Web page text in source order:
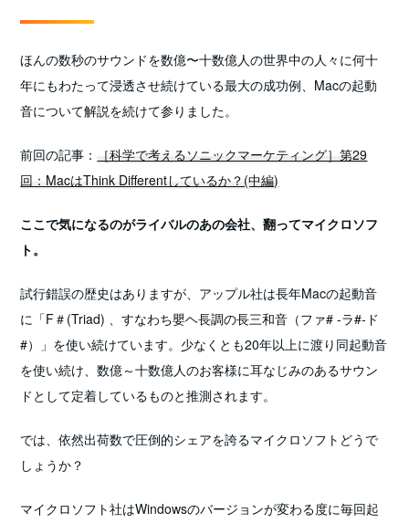
ほんの数秒のサウンドを数億〜十数億人の世界中の人々に何十
年にもわたって浸透させ続けている最大の成功例、Macの起動
音について解説を続けて参りました。
前回の記事：
［科学で考えるソニックマーケティング］第29
回：MacはThink Differentしているか？(中編)
ここで気になるのがライバルのあの会社、翻ってマイクロソフ
ト。
試行錯誤の歴史はありますが、アップル社は長年Macの起動音
に「F＃(Triad) 、すなわち嬰ヘ長調の長三和音（ファ# -ラ#-ド
#）」を使い続けています。少なくとも20年以上に渡り同起動音
を使い続け、数億～十数億人のお客様に耳なじみのあるサウン
ドとして定着しているものと推測されます。
では、依然出荷数で圧倒的シェアを誇るマイクロソフトどうで
しょうか？
マイクロソフト社はWindowsのバージョンが変わる度に毎回起